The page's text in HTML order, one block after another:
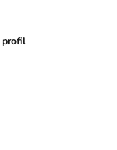
profil